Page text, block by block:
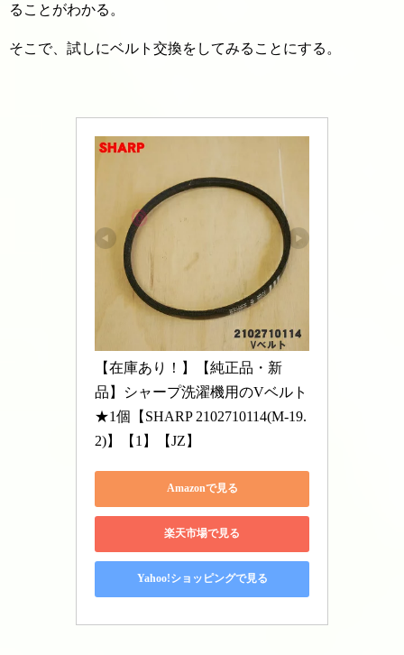
ることがわかる。
そこで、試しにベルト交換をしてみることにする。
【在庫あり！】【純正品・新
品】シャープ洗濯機用のVベルト
★1個【SHARP 2102710114(M-19.
2)】【1】【JZ】
Amazonで見る
楽天市場で見る
Yahoo!ショッピングで見る